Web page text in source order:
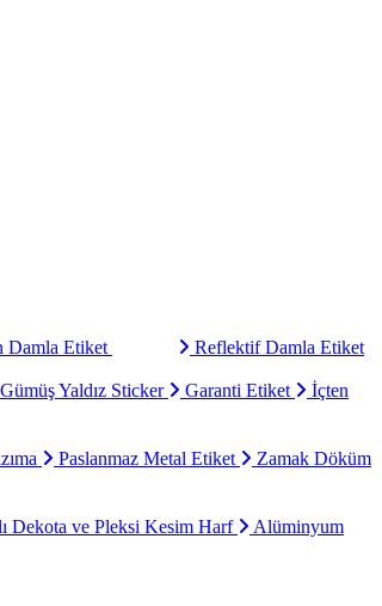
Damla Etiket
Reflektif Damla Etiket
Gümüş Yaldız Sticker Garanti Etiket
İçten
Paslanmaz Metal Etiket
Zamak Döküm
Dekota ve Pleksi Kesim Harf
Alüminyum